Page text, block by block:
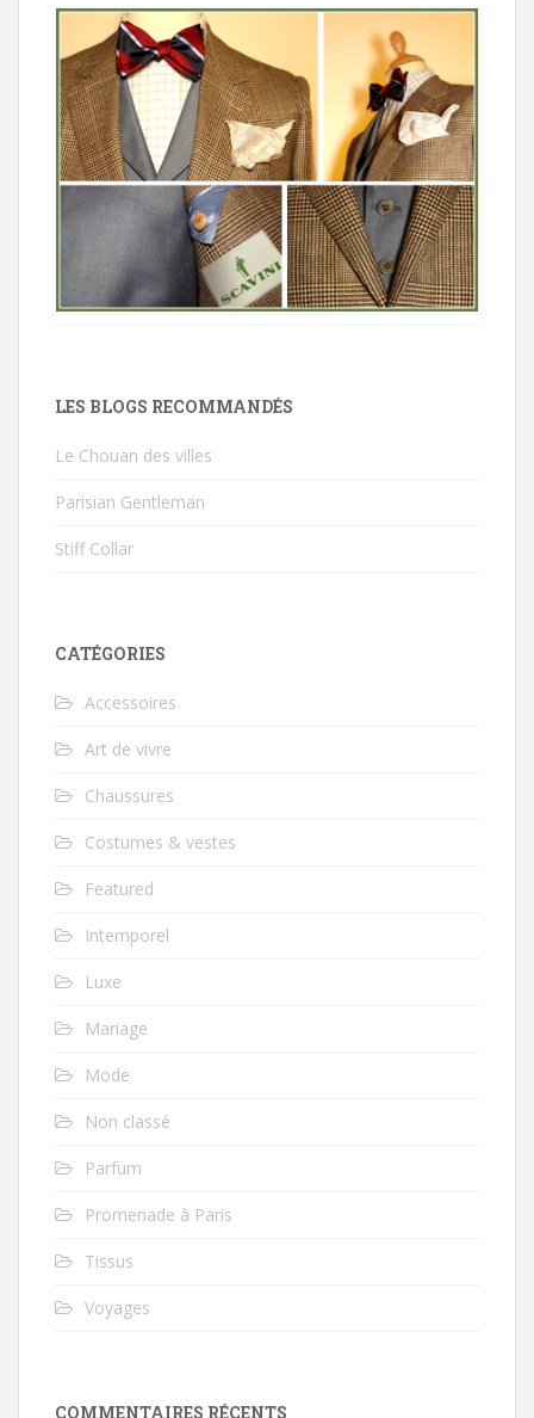
LES BLOGS RECOMMANDÉS
Le Chouan des villes
Parisian Gentleman
Stiff Collar
CATÉGORIES
Accessoires
Art de vivre
Chaussures
Costumes & vestes
Featured
Intemporel
Luxe
Mariage
Mode
Non classé
Parfum
Promenade à Paris
Tissus
Voyages
COMMENTAIRES RÉCENTS